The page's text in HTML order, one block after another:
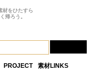
材をひたすら
帰ろう。
PROJECT 素材LINKS